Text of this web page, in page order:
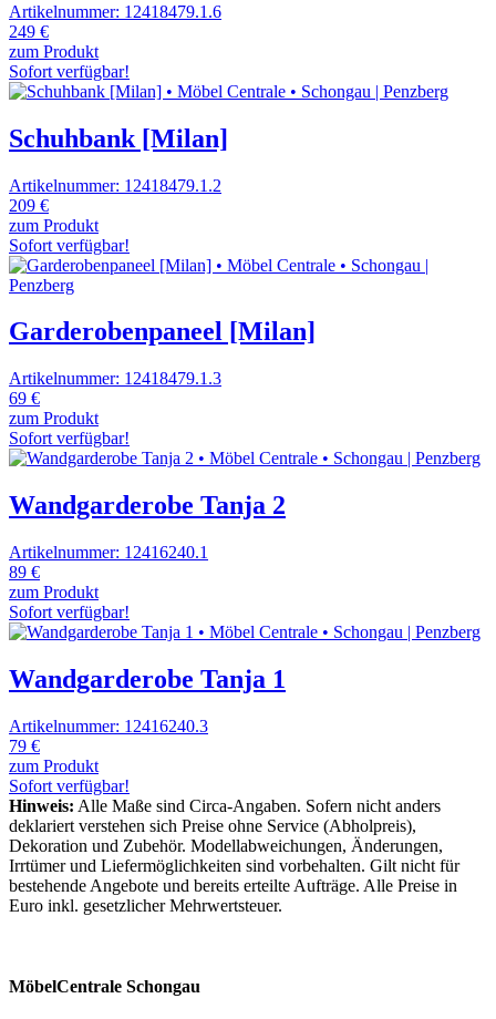
Artikelnummer: 12418479.1.6
249 €
zum Produkt
Sofort verfügbar!
Schuhbank [Milan]
Artikelnummer: 12418479.1.2
209 €
zum Produkt
Sofort verfügbar!
Garderobenpaneel [Milan]
Artikelnummer: 12418479.1.3
69 €
zum Produkt
Sofort verfügbar!
Wandgarderobe Tanja 2
Artikelnummer: 12416240.1
89 €
zum Produkt
Sofort verfügbar!
Wandgarderobe Tanja 1
Artikelnummer: 12416240.3
79 €
zum Produkt
Sofort verfügbar!
Hinweis: Alle Maße sind Circa-Angaben. Sofern nicht anders
deklariert verstehen sich Preise ohne Service (Abholpreis),
Dekoration und Zubehör. Modellabweichungen, Änderungen,
Irrtümer und Liefermöglichkeiten sind vorbehalten. Gilt nicht für
bestehende Angebote und bereits erteilte Aufträge. Alle Preise in
Euro inkl. gesetzlicher Mehrwertsteuer.
MöbelCentrale Schongau